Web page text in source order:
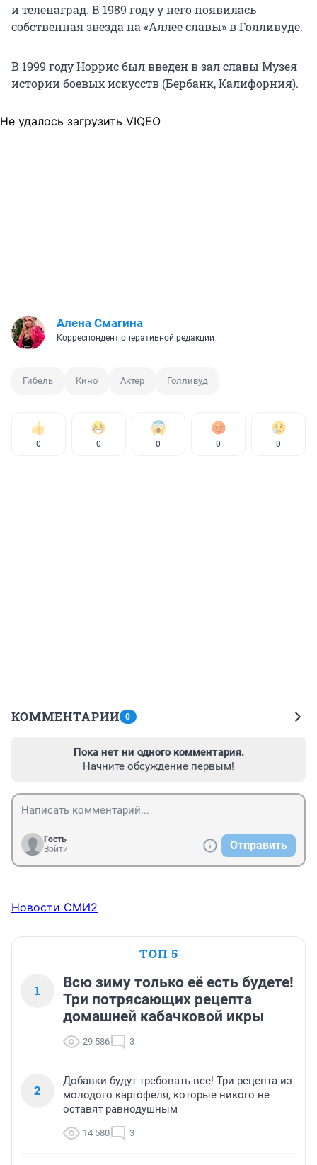
и теленаград. В 1989 году у него появилась
собственная звезда на «Аллее славы» в Голливуде.
В 1999 году Норрис был введен в зал славы Музея
истории боевых искусств (Бербанк, Калифорния).
Не удалось загрузить VIQEO
Алена Смагина
Корреспондент оперативной редакции
Гибель Кино Актер Голливуд
0 0 0 0 0
КОММЕНТАРИИ 0
Пока нет ни одного комментария.
Начните обсуждение первым!
Гость
Войти
Отправить
Новости СМИ2
ТОП 5
1
Всю зиму только её есть будете!
Три потрясающих рецепта
домашней кабачковой икры
29 586 3
2
Добавки будут требовать все! Три рецепта из
молодого картофеля, которые никого не
оставят равнодушным
14 580 3